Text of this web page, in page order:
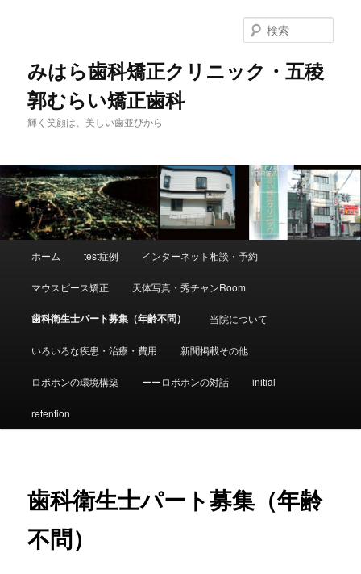
みはら歯科矯正クリニック・五稜
郭むらい矯正歯科
輝く笑顔は、美しい歯並びから
索
メ
イ
ン
テ
ツ
へ
ホーム test症例 インターネット相談・予約
マウスピース矯正 天体写真・秀チャンRoom
歯科衛生士パート募集（年齢不問） 当院について
いろいろな疾患・治療・費用 新聞掲載その他
ロボホンの環境構築 ーーロボホンの対話 initial
retention
歯科衛生士パート募集（年齢
不問）